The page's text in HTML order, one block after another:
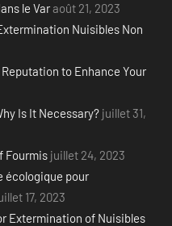
le Varaoût 21, 2023
Nuisibles Non
to Enhance Your
Is It Necessary? juillet 31,
Fourmis juillet 24, 2023
écologique pour
17, 2023
Extermination of Nuisibles